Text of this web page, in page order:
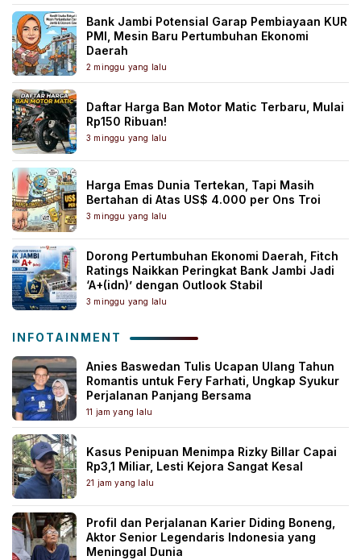
Bank Jambi Potensial Garap Pembiayaan KUR
PMI, Mesin Baru Pertumbuhan Ekonomi
Daerah
2 minggu yang lalu
Daftar Harga Ban Motor Matic Terbaru, Mulai
Rp150 Ribuan!
3 minggu yang lalu
Harga Emas Dunia Tertekan, Tapi Masih
Bertahan di Atas US$ 4.000 per Ons Troi
3 minggu yang lalu
Dorong Pertumbuhan Ekonomi Daerah, Fitch
Ratings Naikkan Peringkat Bank Jambi Jadi
‘A+(idn)’ dengan Outlook Stabil
3 minggu yang lalu
INFOTAINMENT
Anies Baswedan Tulis Ucapan Ulang Tahun
Romantis untuk Fery Farhati, Ungkap Syukur
Perjalanan Panjang Bersama
11 jam yang lalu
Kasus Penipuan Menimpa Rizky Billar Capai
Rp3,1 Miliar, Lesti Kejora Sangat Kesal
21 jam yang lalu
Profil dan Perjalanan Karier Diding Boneng,
Aktor Senior Legendaris Indonesia yang
Meninggal Dunia